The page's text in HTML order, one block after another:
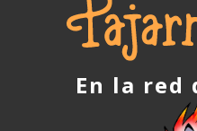
En la red